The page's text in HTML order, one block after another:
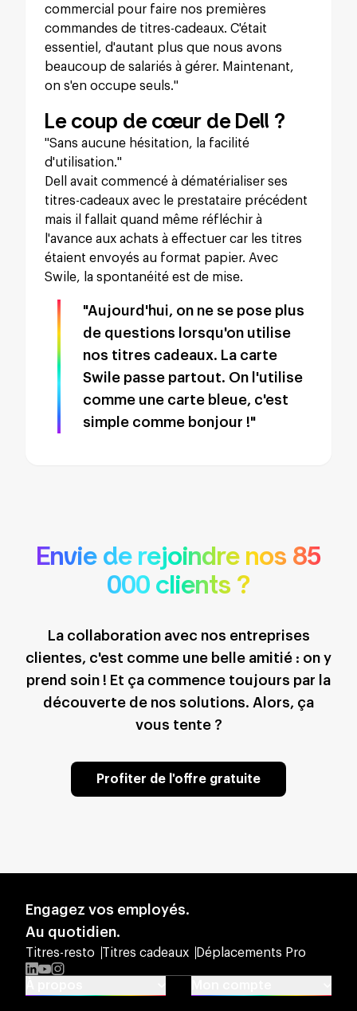
commercial pour faire nos premières
commandes de titres-cadeaux. C'était
essentiel, d'autant plus que nous avons
beaucoup de salariés à gérer. Maintenant,
on s'en occupe seuls."
Le coup de cœur de Dell ?
"Sans aucune hésitation, la facilité
d'utilisation."
Dell avait commencé à dématérialiser ses
titres-cadeaux avec le prestataire précédent
mais il fallait quand même réfléchir à
l'avance aux achats à effectuer car les titres
étaient envoyés au format papier. Avec
Swile, la spontanéité est de mise.
"Aujourd'hui, on ne se pose plus
de questions lorsqu'on utilise
nos titres cadeaux. La carte
Swile passe partout. On l'utilise
comme une carte bleue, c'est
simple comme bonjour !"
Envie de rejoindre nos 85
000 clients ?
La collaboration avec nos entreprises
clientes, c'est comme une belle amitié : on y
prend soin ! Et ça commence toujours par la
découverte de nos solutions. Alors, ça
vous tente ?
Profiter de l'offre gratuite
Engagez vos employés.
Au quotidien.
Titres-resto Titres cadeaux
Déplacements Pro
LinkedIn
YouTube
Instagram